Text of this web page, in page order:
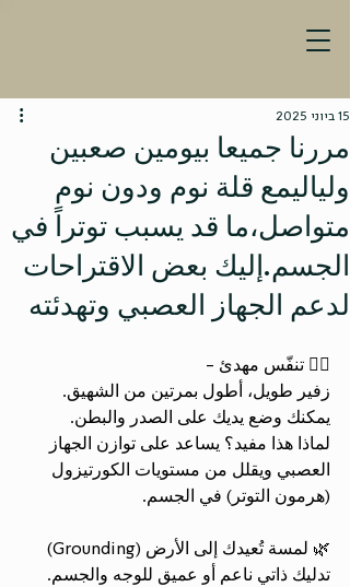
مررنا جميعا بيومين صعبين
ولياليمع قلة نوم ودون نوم
متواصل،ما قد يسبب توتراً في
الجسم.إليك بعض الاقتراحات
لدعم الجهاز العصبي وتهدئته
15 ביוני 2025
🧘‍♂ تنفّس مهدئ -
زفير طويل، أطول بمرتين من الشهيق.
يمكنك وضع يديك على الصدر والبطن.
لماذا هذا مفيد؟ يساعد على توازن الجهاز
العصبي ويقلل من مستويات الكورتيزول
(هرمون التوتر) في الجسم.
🌿 لمسة تُعيدك إلى الأرض (Grounding)
تدليك ذاتي ناعم أو عميق للوجه والجسم.